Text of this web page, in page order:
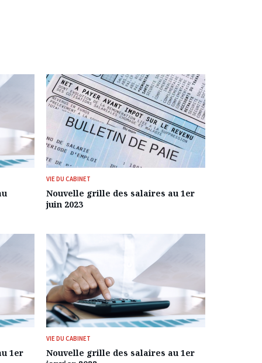
VIE DU CABINET
Nouvelle grille des salaires au 1er
juin 2023
1er
VIE DU CABINET
Nouvelle grille des salaires au 1er